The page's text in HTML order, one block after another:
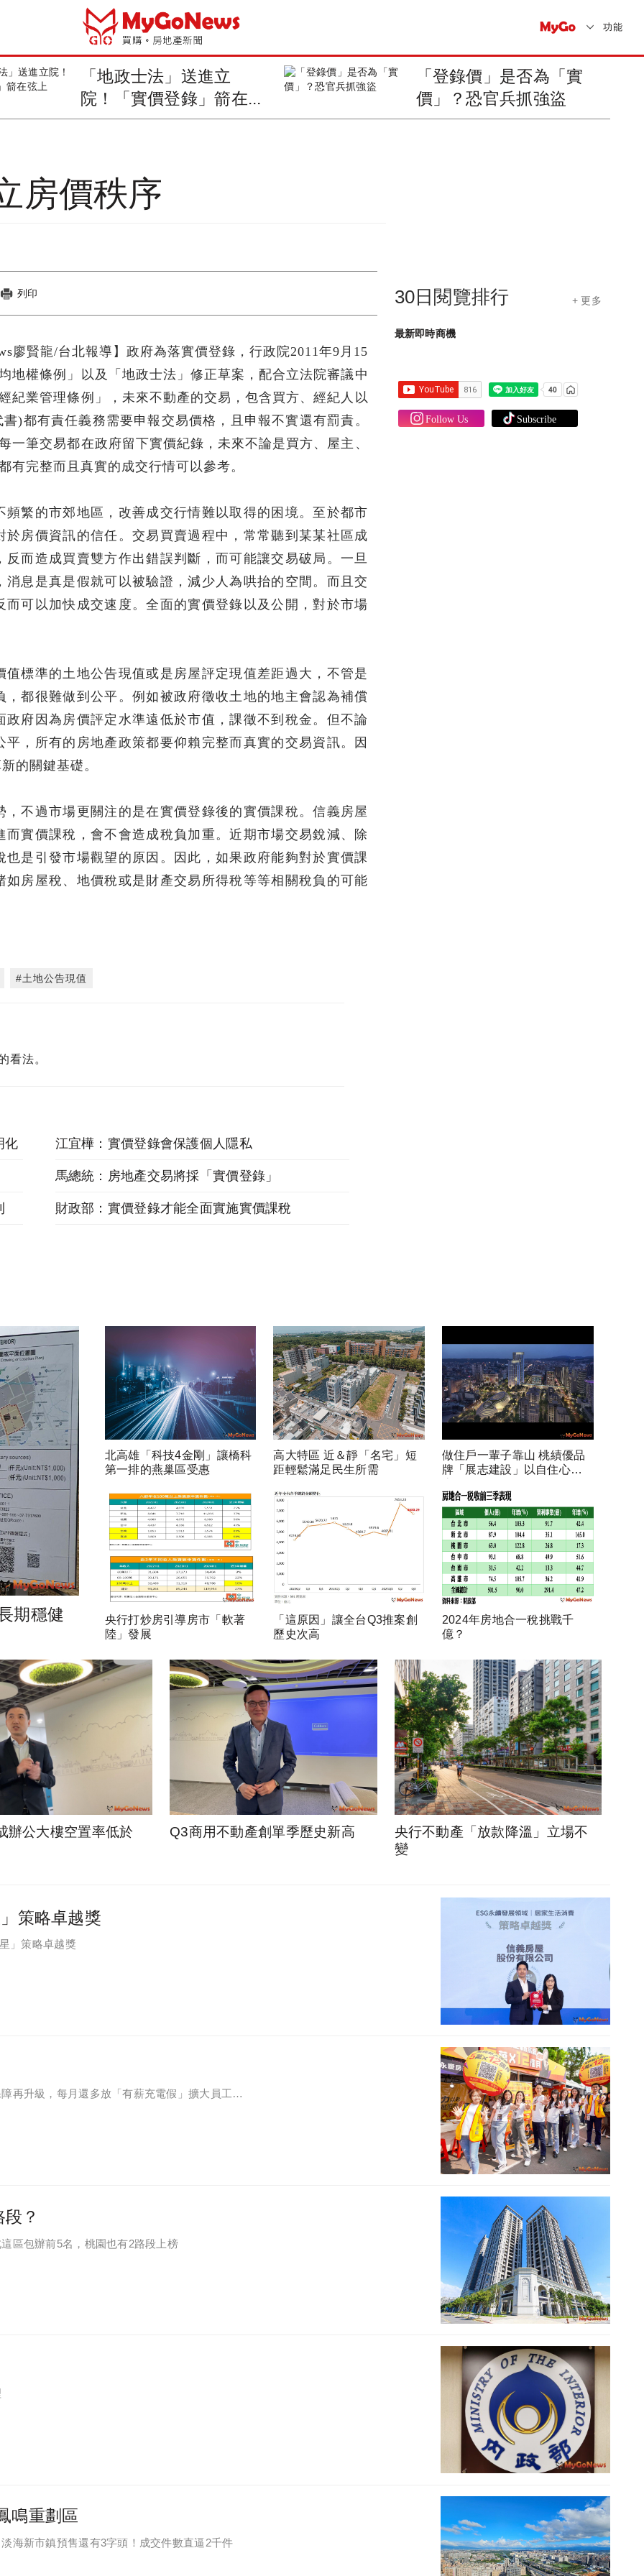
功能
「地政士法」送進立
院！「實價登錄」箭在...
「登錄價」是否為「實
價」？恐官兵抓強盜
房價秩序
列印
廖賢龍/台北報導】政府為落實價登錄，行政院2011年9月15
地權條例」以及「地政士法」修正草案，配合立法院審議中
紀業管理條例」，未來不動產的交易，包含買方、經紀人以
)都有責任義務需要申報交易價格，且申報不實還有罰責。
一筆交易都在政府留下實價紀錄，未來不論是買方、屋主、
有完整而且真實的成交行情可以參考。
繁的市郊地區，改善成交行情難以取得的困境。至於都市
房價資訊的信任。交易買賣過程中，常常聽到某某社區成
而造成買賣雙方作出錯誤判斷，而可能讓交易破局。一旦
息是真是假就可以被驗證，減少人為哄抬的空間。而且交
可以加快成交速度。全面的實價登錄以及公開，對於市場
標準的土地公告現值或是房屋評定現值差距過大，不管是
都很難做到公平。例如被政府徵收土地的地主會認為補償
府因為房價評定水準遠低於市值，課徵不到稅金。但不論
，所有的房地產政策都要仰賴完整而真實的交易資訊。因
的關鍵基礎。
不過市場更關注的是在實價登錄後的實價課稅。信義房屋
實價課稅，會不會造成稅負加重。近期市場交易銳減、除
是引發市場觀望的原因。因此，如果政府能夠對於實價課
房屋稅、地價稅或是財產交易所得稅等等相關稅負的可能
#土地公告現值
看法。
化 江宜樺：實價登錄會保護個人隱私
馬總統：房地產交易將採「實價登錄」
財政部：實價登錄才能全面實施實價課稅
30日閱覽排行 + 更多
最新即時商機
期穩健
北高雄「科技4金剛」讓橋科
第一排的燕巢區受惠
高大特區 近＆靜「名宅」短
距輕鬆滿足民生所需
做住戶一輩子靠山 桃績優品
牌「展志建設」以自住心蓋
央行打炒房引導房市「軟著
陸」發展
「這原因」讓全台Q3推案創
歷史次高
2024年房地合一稅挑戰千
億？
辦公大樓空置率低於 Q3商用不動產創單季歷史新高
央行不動產「放款降溫」立場不
變
策略卓越獎
」策略卓越獎
再升級，每月還多放「有薪充電假」擴大員工幸
？
區包辦前5名，桃園也有2路段上榜
鳴重劃區
海新市鎮預售還有3字頭！成交件數直逼2千件